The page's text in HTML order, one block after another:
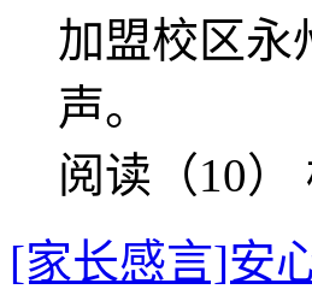
加盟校区永
声。
阅读（10）
[家长感言]安